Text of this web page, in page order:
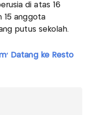
di atas 16
15 anggota
putus sekolah.
Datang ke Resto